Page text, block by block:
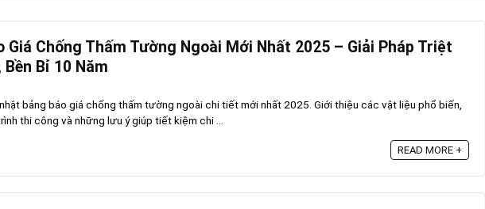
Giá Chống Thấm Tường Ngoài Mới Nhất 2025 – Giải Pháp Triệt
Bền Bỉ 10 Năm
bảng báo giá chống thấm tường ngoài chi tiết mới nhất 2025. Giới thiệu các vật liệu phổ biến,
thi công và những lưu ý giúp tiết kiệm chi ...
READ MORE +